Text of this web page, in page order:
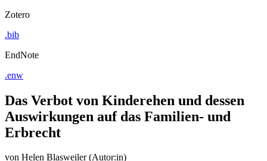
Zotero
.bib
EndNote
.enw
Das Verbot von Kinderehen und dessen
Auswirkungen auf das Familien- und
Erbrecht
von Helen Blasweiler (Autor:in)